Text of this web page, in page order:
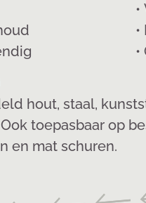
hout, staal,
toepasbaar op
en mat schuren.